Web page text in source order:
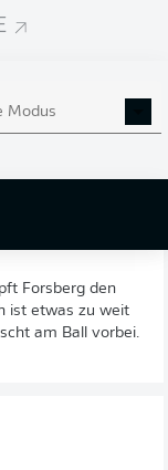
Modus
Forsberg den
ist etwas zu weit
am Ball vorbei.